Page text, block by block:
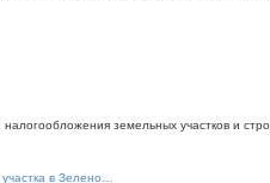
земельных участков и
в Зелено…